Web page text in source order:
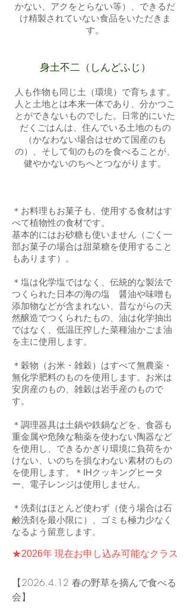
かない、アクをとらない等）、できるだ
け精製されていない食品をいただきま
す。
身土不二（しんどふじ）
人も作物も同じ土（環境）で育ちます。
人と土地とは本来一体であり、分かつこ
とができないものでした。日常的にいた
だくごはんは、住んでいる土地のもの
（かなわない場合はせめて国産のも
の）、そして旬のものを食べることが、
健やかないのちへとつながります。
＊お料理もお菓子も、使用する食材はす
べて植物性の食材です。
基本的にはお砂糖も使いません（ごく一
部お菓子の場合は甜菜糖を使用すること
もあります）。
＊塩は化学塩ではなく、伝統的な製法で
つくられた日本の海の塩 醤油や味噌も
添加物などが含まれない、昔ながらの天
然醸造でつくられたもの、油は化学抽出
ではなく、低温圧搾した菜種油かごま油
を主に使用します。
＊穀物（お米・雑穀）はすべて無農薬・
無化学肥料のものを使用します。お米は
安房産のもの、雑穀は岩手産のもので
す。
＊調理器具は土鍋や鉄鍋などを、食器も
重金属や危険な釉薬を使わない陶器など
を使用し、できるかぎり環境に負荷をか
けない、いのちを損なわない素材のもの
を使用します。＊IHクッキングヒータ
ー、電子レンジは使用しません。
＊洗剤はほとんど使わず（使う場合は石
鹸洗剤を最小限に）、ゴミも極力少なく
なるよう留意します。
★2026年 現在お申し込み可能なクラス
【2026.4.12 春の野草を摘んで食べる
会】